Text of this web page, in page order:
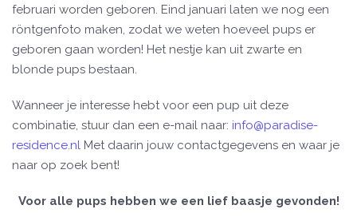
februari worden geboren. Eind januari laten we nog een
röntgenfoto maken, zodat we weten hoeveel pups er
geboren gaan worden! Het nestje kan uit zwarte en
blonde pups bestaan.
Wanneer je interesse hebt voor een pup uit deze
combinatie, stuur dan een e-mail naar: info@paradise-
residence.nl Met daarin jouw contactgegevens en waar je
naar op zoek bent!
Voor alle pups hebben we een lief baasje gevonden!